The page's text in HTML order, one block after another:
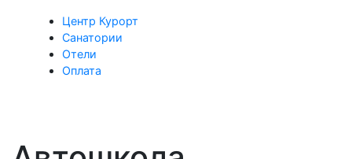
Центр Курорт
Санатории
Отели
Оплата